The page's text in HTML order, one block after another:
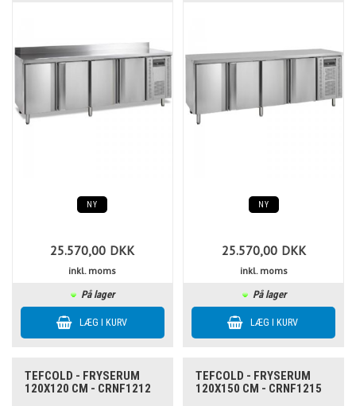
NY
25.570,00 DKK
inkl. moms
På lager
NY
25.570,00 DKK
inkl. moms
På lager
TEFCOLD - FRYSERUM
120X120 CM - CRNF1212
TEFCOLD - FRYSERUM
120X150 CM - CRNF1215